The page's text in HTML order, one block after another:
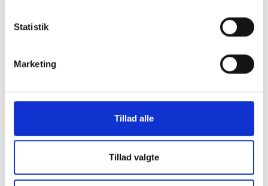
Statistik
Marketing
Tillad alle
Tillad valgte
mange
butikker i hele
Danmark
Find din lokale forretningher